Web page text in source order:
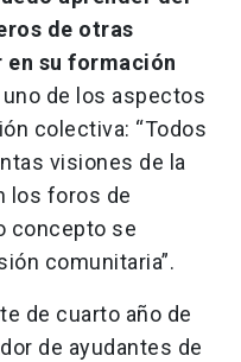
de otras
en su formación
uno de los aspectos
colectiva: “Todos
visiones de la
los foros de
concepto se
comunitaria”.
de cuarto año de
de ayudantes de